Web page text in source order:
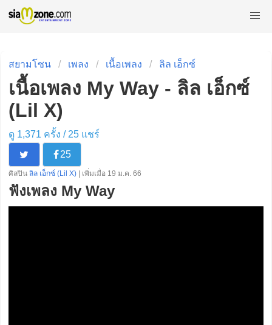
สยามโซน เพลง เนื้อเพลง ลิล เอ็กซ์
เนื้อเพลง My Way - ลิล เอ็กซ์
(Lil X)
ดู 1,371 ครั้ง / 25แชร์
25
ศิลปิน ลิล เอ็กซ์ (Lil X) | เพิ่มเมื่อ 19 ม.ค. 66
ฟังเพลง My Way